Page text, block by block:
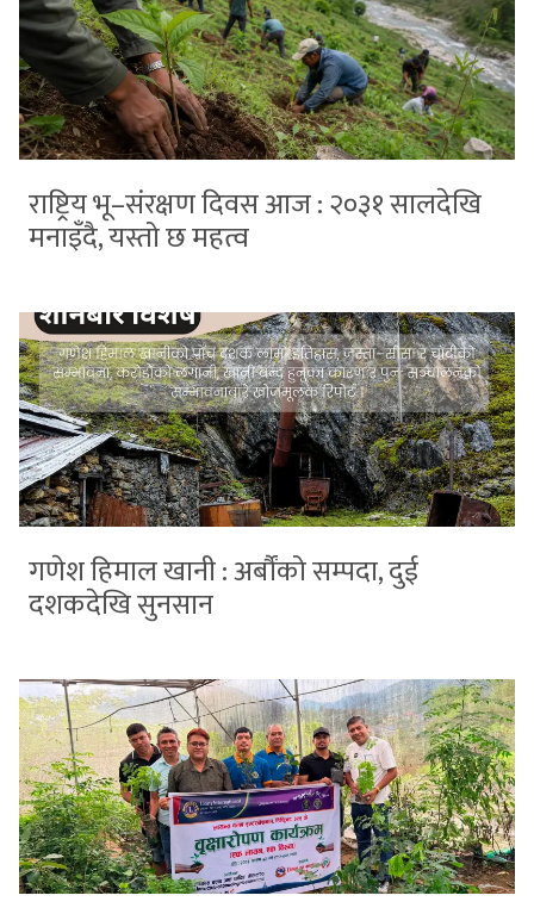
राष्ट्रिय भू–संरक्षण दिवस आज : २०३१ सालदेखि
मनाइँदै, यस्तो छ महत्व
गणेश हिमाल खानी : अर्बौंको सम्पदा, दुई
दशकदेखि सुनसान